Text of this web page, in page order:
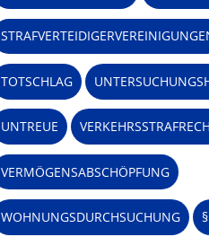
TOTSCHLAG
UNTREUE
VERMÖGENSABSCHÖPFUNG
WOHNUNGSDURCHSUCHUNG